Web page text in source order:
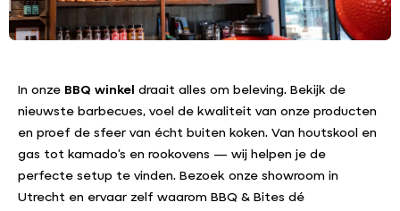
In onze BBQ winkel draait alles om beleving. Bekijk de
nieuwste barbecues, voel de kwaliteit van onze producten
en proef de sfeer van écht buiten koken. Van houtskool en
gas tot kamado’s en rookovens — wij helpen je de
perfecte setup te vinden. Bezoek onze showroom in
Utrecht en ervaar zelf waarom BBQ & Bites dé